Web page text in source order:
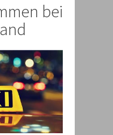
bei